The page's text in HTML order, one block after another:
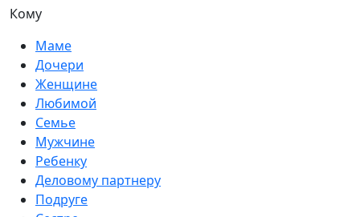
Кому
Маме
Дочери
Женщине
Любимой
Семье
Мужчине
Ребенку
Деловому партнеру
Подруге